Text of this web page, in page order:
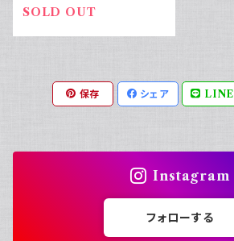
SOLD OUT
保存 シェア LINE
Instagram
フォローする